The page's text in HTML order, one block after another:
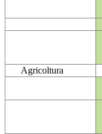
Agricoltura